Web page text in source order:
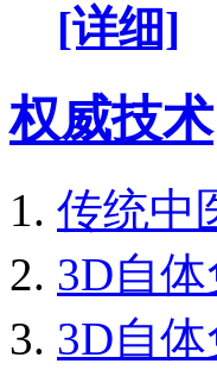
[详细]
权威技术
传统中
3D自
3D自